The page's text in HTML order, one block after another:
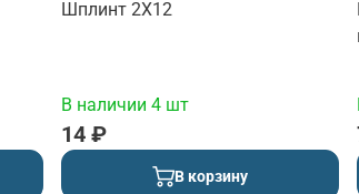
Шплинт 2Х12
В наличии 4 шт
14 ₽
В корзину